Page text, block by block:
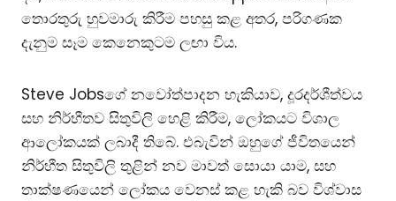
තොරතුරු හුවමාරු කිරීම පහසු කළ අතර, පරිගණක
දැනුම සෑම කෙනෙකුටම ලඟා විය.
Steve Jobsගේ නවෝත්පාදන හැකියාව, දූරදර්ශීත්වය
සහ නිර්භීතව සිතුවිලි හෙළි කිරීම, ලෝකයට විශාල
ආලෝකයක් ලබාදී තිබේ. එබැවින් ඔහුගේ ජීවිතයෙන්
නිර්භීත සිතුවිලි තුළින් නව මාවත් සොයා යාම, සහ
තාක්ෂණයෙන් ලෝකය වෙනස් කළ හැකි බව විශ්වාස